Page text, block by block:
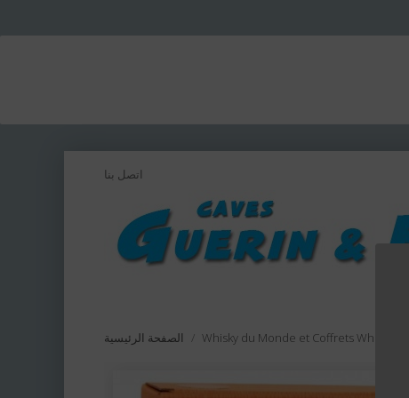
اتصل بنا
الصفحة الرئيسية Whisky du Monde et Coffrets Whisky